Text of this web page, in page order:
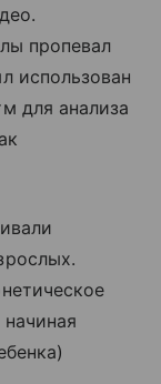
пропевал
использован
для анализа